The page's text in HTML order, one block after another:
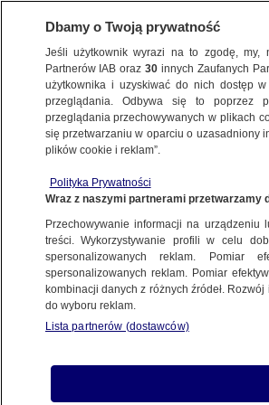
POLSKA
komentarzy po decyzji
Maciej Wacławik
29.05.2026, 12:05
Posłuchaj artykułu
Czyta lektor AI
Dbamy o Twoją prywatność
Jeśli użytkownik wyrazi na to zgodę, my,
Partnerów IAB oraz30 innych Zaufanych
użytkownika i uzyskiwać do nich dostęp
przeglądania. Odbywa się to poprzez
przeglądania przechowywanych w plikach
się przetwarzaniu w oparciu o uzasadniony
plików cookie i reklam”.
Polityka Prywatności
Wraz z naszymi partnerami przetwarzamy
Przechowywanie informacji na
treści. Wykorzystywanie profili w celu
spersonalizowanych reklam. Pomiar
spersonalizowanych reklam. Pomiar
kombinacji danych z różnych źródeł.
do wyboru reklam.
Lista partnerów (dostawców)